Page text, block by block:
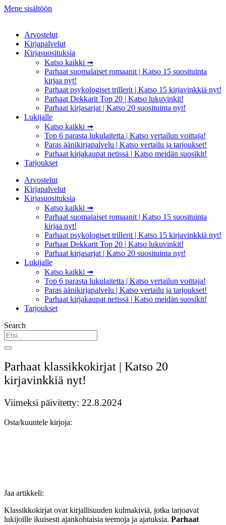
Mene sisältöön
Arvostelut
Kirjapalvelut
Kirjasuosituksia
Katso kaikki ➟
Parhaat suomalaiset romaanit | Katso 15 suosituinta
kirjaa nyt!
Parhaat psykologiset trillerit | Katso 15 kirjavinkkiä nyt!
Parhaat Dekkarit Top 20 | Katso lukuvinkit!
Parhaat kirjasarjat | Katso 20 suosituinta nyt!
Lukijalle
Katso kaikki ➟
Top 6 parasta lukulaitetta | Katso vertailun voittaja!
Paras äänikirjapalvelu | Katso vertailu ja tarjoukset!
Parhaat kirjakaupat netissä | Katso meidän suosikit!
Tarjoukset
Arvostelut
Kirjapalvelut
Kirjasuosituksia
Katso kaikki ➟
Parhaat suomalaiset romaanit | Katso 15 suosituinta
kirjaa nyt!
Parhaat psykologiset trillerit | Katso 15 kirjavinkkiä nyt!
Parhaat Dekkarit Top 20 | Katso lukuvinkit!
Parhaat kirjasarjat | Katso 20 suosituinta nyt!
Lukijalle
Katso kaikki ➟
Top 6 parasta lukulaitetta | Katso vertailun voittaja!
Paras äänikirjapalvelu | Katso vertailu ja tarjoukset!
Parhaat kirjakaupat netissä | Katso meidän suosikit!
Tarjoukset
Search
Parhaat klassikkokirjat | Katso 20
kirjavinkkiä nyt!
Viimeksi päivitetty: 22.8.2024
Osta/kuuntele kirjoja:
Jaa artikkeli:
Klassikkokirjat ovat kirjallisuuden kulmakiviä, jotka tarjoavat
lukijoille ikuisesti ajankohtaisia teemoja ja ajatuksia. Parhaat